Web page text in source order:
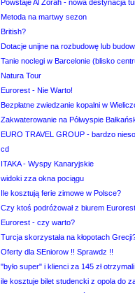
Powstaje Al Zorah - nowa destynacja
Metoda na martwy sezon
British?
Dotacje unijne na rozbudowę lub
Tanie noclegi w Barcelonie (blisko
Natura Tour
Eurorest - Nie Warto!
Bezpłatne zwiedzanie kopalni w
Zakwaterowanie na Półwyspie
EURO TRAVEL GROUP - bardzo
cd
ITAKA - Wyspy Kanaryjskie
widoki zza okna pociągu
Ile kosztują ferie zimowe w Polsce?
Czy ktoś podróżował z biurem
Eurorest - czy warto?
Turcja skorzystała na kłopotach
Oferty dla SEniorow !! Sprawdz !!
"było super" i klienci za 145 zł
ile kosztuje bilet studencki z opola do